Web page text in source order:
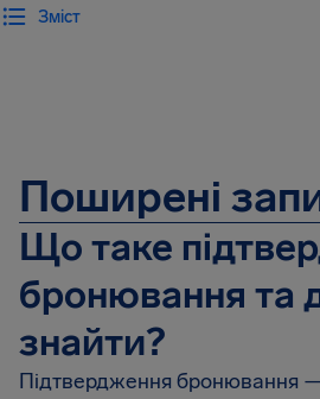
Зміст
Поширені
Що таке
бронювання та
знайти?
Підтвердження бронювання